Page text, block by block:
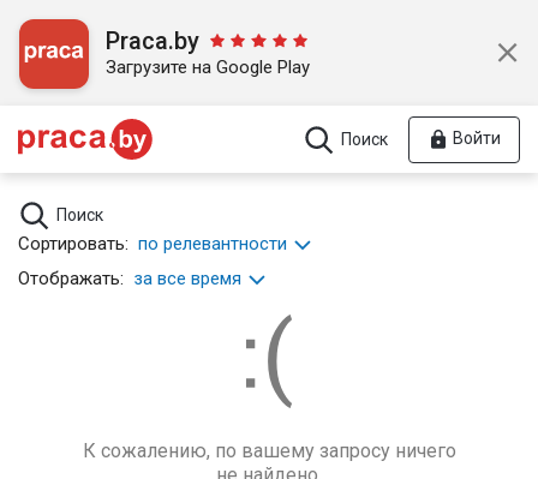
Praca.by
Загрузите на Google Play
Поиск Войти
Поиск
Сортировать: по релевантности
Отображать: за все время
К сожалению, по вашему запросу ничего